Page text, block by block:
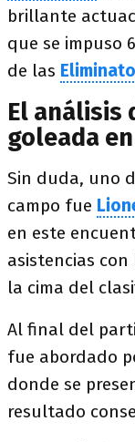
brillante
que se impuso
de las
El análisis
goleada
Sin duda, uno
campo fue
en este
asistencias
la cima del
Al final del
fue abordado
donde se
resultado